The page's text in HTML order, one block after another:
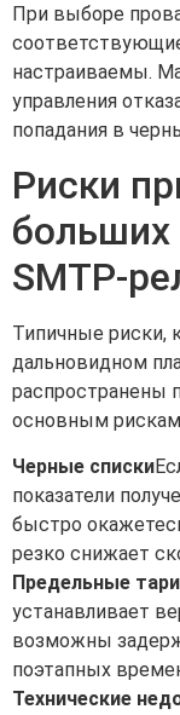
При выборе
настраиваемы.
управления
попадания в
Риски
больших
SMTP-
Типичные риски,
дальновидном
распространены
основным
Черные списки
показатели
быстро
резко снижает
Предельные
устанавливает
возможны
поэтапных
Технические